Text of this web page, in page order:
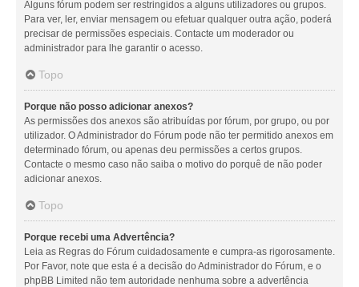
Alguns fórum podem ser restringidos a alguns utilizadores ou grupos.
Para ver, ler, enviar mensagem ou efetuar qualquer outra ação, poderá
precisar de permissões especiais. Contacte um moderador ou
administrador para lhe garantir o acesso.
Topo
Porque não posso adicionar anexos?
As permissões dos anexos são atribuídas por fórum, por grupo, ou por
utilizador. O Administrador do Fórum pode não ter permitido anexos em
determinado fórum, ou apenas deu permissões a certos grupos.
Contacte o mesmo caso não saiba o motivo do porquê de não poder
adicionar anexos.
Topo
Porque recebi uma Advertência?
Leia as Regras do Fórum cuidadosamente e cumpra-as rigorosamente.
Por Favor, note que esta é a decisão do Administrador do Fórum, e o
phpBB Limited não tem autoridade nenhuma sobre a advertência